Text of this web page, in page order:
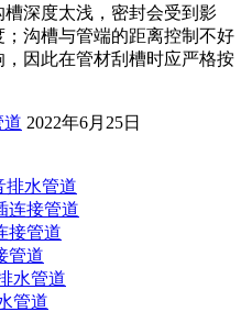
深度太浅，密封会受到影
沟槽与管端的距离控制不好
因此在管材刮槽时应严格按
道 2022年6月25日
排水管道
连接管道
接管道
管道
水管道
管道